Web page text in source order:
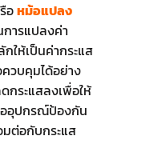
อหม้อแปลง
ารแปลงค่า
ให้เป็นค่ากระแส
วบคุมได้อย่าง
กระแสลงเพื่อให้
อุปกรณ์ป้องกัน
มต่อกับกระแส